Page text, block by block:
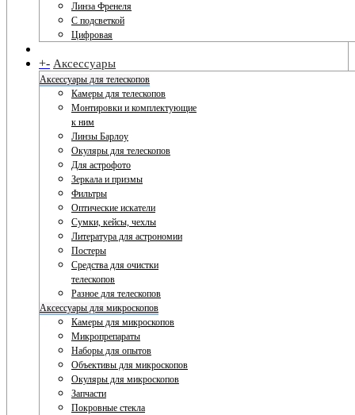
Линза Френеля
С подсветкой
Цифровая
+- Аксессуары
Аксессуары для телескопов
Камеры для телескопов
Монтировки и комплектующие
к ним
Линзы Барлоу
Окуляры для телескопов
Для астрофото
Зеркала и призмы
Фильтры
Оптические искатели
Сумки, кейсы, чехлы
Литература для астрономии
Постеры
Средства для очистки
телескопов
Разное для телескопов
Аксессуары для микроскопов
Камеры для микроскопов
Микропрепараты
Наборы для опытов
Объективы для микроскопов
Окуляры для микроскопов
Запчасти
Покровные стекла